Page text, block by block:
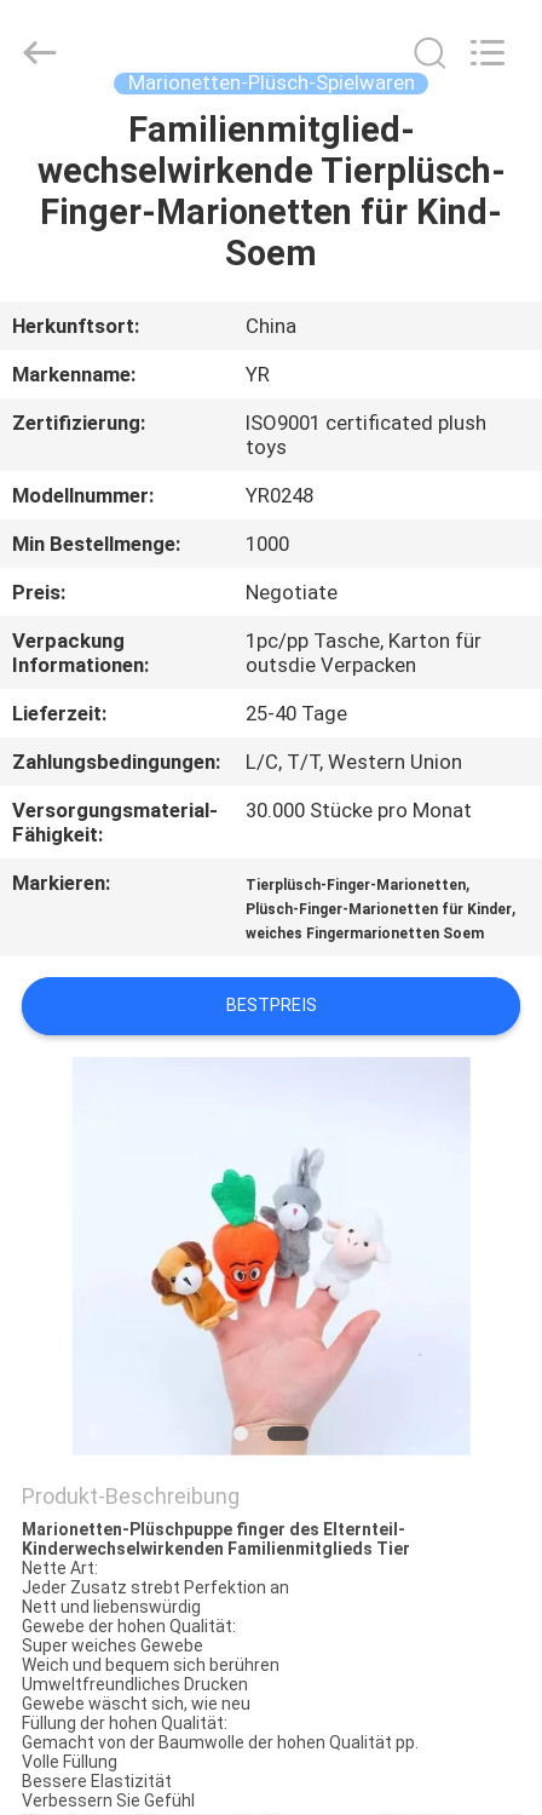
PRODUKTE
UNS
AUSFLUG
TRETEN
SIE
MIT
UNS
IN
VERBINDUNG
NACHRICHTEN
SIE
EIN
Marionetten-Plüsch-Spielwaren
Familienmitglied-
wechselwirkende Tierplüsch-
Finger-Marionetten für Kind-
Soem
Herkunftsort:
China
Markenname:
YR
Zertifizierung:
ISO9001 certificated plush
toys
Modellnummer:
YR0248
Min Bestellmenge:
1000
Preis:
Negotiate
Verpackung
Informationen:
1pc/pp Tasche, Karton für
outsdie Verpacken
Lieferzeit:
25-40 Tage
Zahlungsbedingungen:
L/C, T/T, Western Union
Versorgungsmaterial-
Fähigkeit:
30.000 Stücke pro Monat
Markieren: Tierplüsch-Finger-Marionetten,
Plüsch-Finger-Marionetten für Kinder,
weiches Fingermarionetten Soem
BESTPREIS
Produkt-Beschreibung
Marionetten-Plüschpuppe finger des Elternteil-
Kinderwechselwirkenden Familienmitglieds Tier
Nette Art:
Jeder Zusatz strebt Perfektion an
Nett und liebenswürdig
Gewebe der hohen Qualität:
Super weiches Gewebe
Weich und bequem sich berühren
Umweltfreundliches Drucken
Gewebe wäscht sich, wie neu
Füllung der hohen Qualität:
Gemacht von der Baumwolle der hohen Qualität pp.
Volle Füllung
Bessere Elastizität
Verbessern Sie Gefühl